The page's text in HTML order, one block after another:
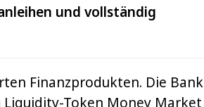
und vollständig
Finanzprodukten. Die Bank
Token Money Market